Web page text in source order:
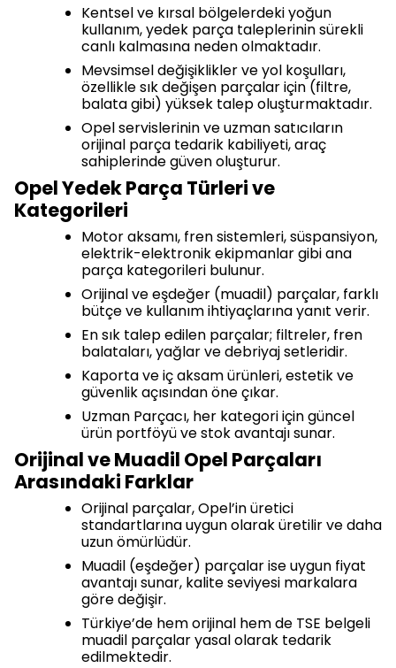
Kentsel ve kırsal bölgelerdeki yoğun
kullanım, yedek parça taleplerinin sürekli
canlı kalmasına neden olmaktadır.
Mevsimsel değişiklikler ve yol koşulları,
özellikle sık değişen parçalar için (filtre,
balata gibi) yüksek talep oluşturmaktadır.
Opel servislerinin ve uzman satıcıların
orijinal parça tedarik kabiliyeti, araç
sahiplerinde güven oluşturur.
Opel Yedek Parça Türleri ve
Kategorileri
Motor aksamı, fren sistemleri, süspansiyon,
elektrik-elektronik ekipmanlar gibi ana
parça kategorileri bulunur.
Orijinal ve eşdeğer (muadil) parçalar, farklı
bütçe ve kullanım ihtiyaçlarına yanıt verir.
En sık talep edilen parçalar; filtreler, fren
balataları, yağlar ve debriyaj setleridir.
Kaporta ve iç aksam ürünleri, estetik ve
güvenlik açısından öne çıkar.
Uzman Parçacı, her kategori için güncel
ürün portföyü ve stok avantajı sunar.
Orijinal ve Muadil Opel Parçaları
Arasındaki Farklar
Orijinal parçalar, Opel’in üretici
standartlarına uygun olarak üretilir ve daha
uzun ömürlüdür.
Muadil (eşdeğer) parçalar ise uygun fiyat
avantajı sunar, kalite seviyesi markalara
göre değişir.
Türkiye’de hem orijinal hem de TSE belgeli
muadil parçalar yasal olarak tedarik
edilmektedir.